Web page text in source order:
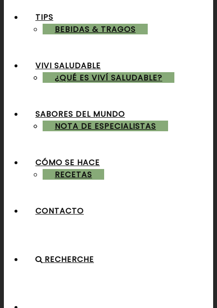
BEBIDAS & TRAGOS
ALMUERZOS & CENAS
POSTRES & TORTAS
TIPS
VIVI SALUDABLE
¿QUÉ ES VIVÍ SALUDABLE?
NOTA DE ESPECIALISTAS
RECETAS
SABORES DEL MUNDO
CÓMO SE HACE
CONTACTO
RECHERCHE